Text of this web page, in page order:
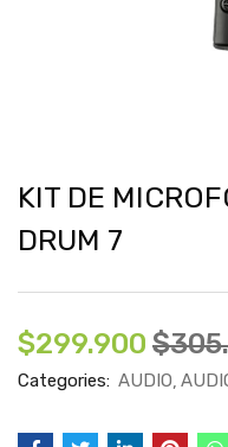
KIT DE
DRUM 7
$299.900 $
Categories: AUDIO